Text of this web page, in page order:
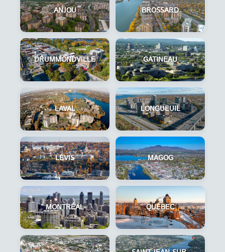
ANJOU BROSSARD
DRUMMONDVILLE GATINEAU
LAVAL LONGUEUIL
LÉVIS MAGOG
MONTRÉAL QUÉBEC